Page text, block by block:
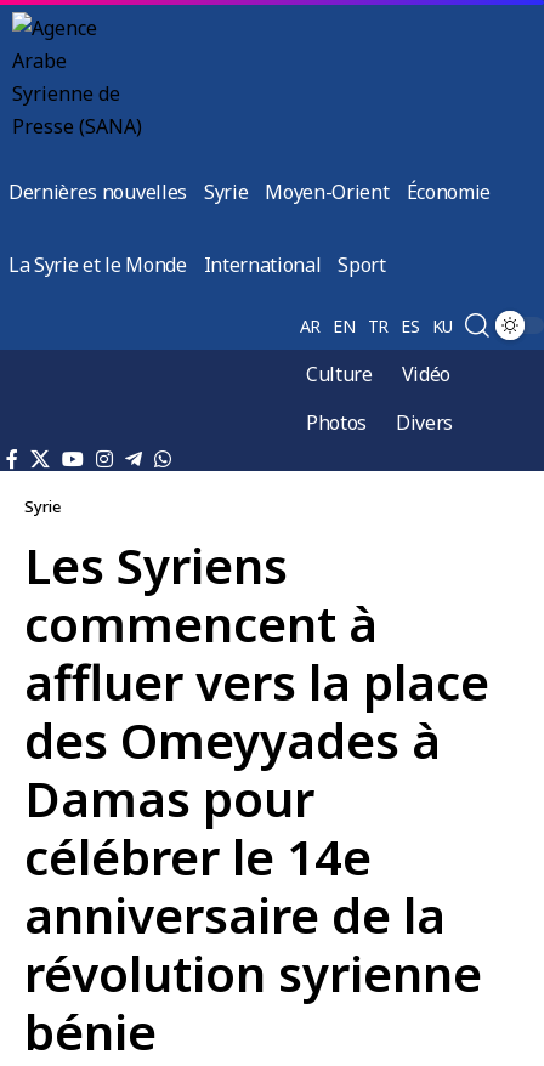
Dernières nouvelles Syrie Moyen-Orient Économie
La Syrie et le Monde International Sport
AR EN TR ES KU
Culture
Vidéo
Photos
Divers
Syrie
Les Syriens
commencent à
affluer vers la place
des Omeyyades à
Damas pour
célébrer le 14e
anniversaire de la
révolution syrienne
bénie